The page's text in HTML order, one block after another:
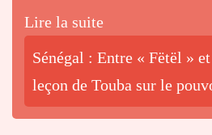
Lire la suite
Sénégal : Entre « Fëtël »
leçon de Touba sur le